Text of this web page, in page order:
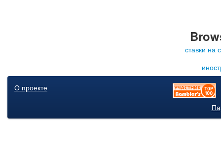
ставки на
О проекте